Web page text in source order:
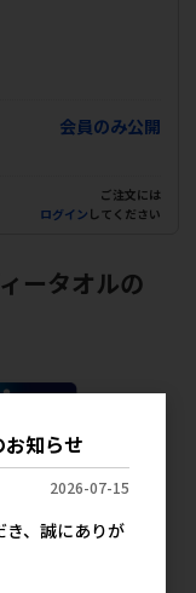
会員のみ公開
ご注文には
ログイン してください
ータオルの
知らせ
2026-07-15
、誠にありが